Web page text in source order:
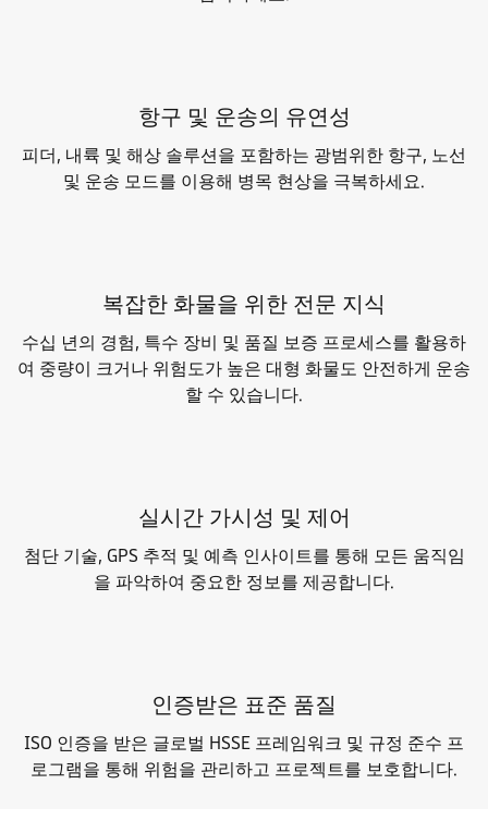
항구 및 운송의 유연성
피더, 내륙 및 해상 솔루션을 포함하는 광범위한 항구, 노선
및 운송 모드를 이용해 병목 현상을 극복하세요.
복잡한 화물을 위한 전문 지식
수십 년의 경험, 특수 장비 및 품질 보증 프로세스를 활용하
여 중량이 크거나 위험도가 높은 대형 화물도 안전하게 운송
할 수 있습니다.
실시간 가시성 및 제어
첨단 기술, GPS 추적 및 예측 인사이트를 통해 모든 움직임
을 파악하여 중요한 정보를 제공합니다.
인증받은 표준 품질
ISO 인증을 받은 글로벌 HSSE 프레임워크 및 규정 준수 프
로그램을 통해 위험을 관리하고 프로젝트를 보호합니다.